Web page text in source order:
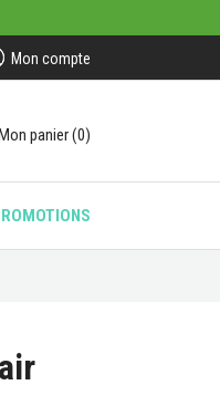
Mon compte
panier(0)